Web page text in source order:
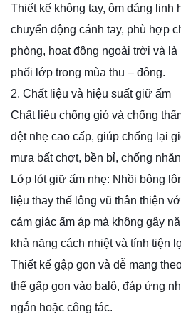
Thiết kế không tay, ôm dáng linh
chuyển động cánh tay, phù hợp
phòng, hoạt động ngoài trời và
phối lớp trong mùa thu – đông.
2. Chất liệu và hiệu suất giữ ấm
Chất liệu chống gió và chống
dệt nhẹ cao cấp, giúp chống lại
mưa bất chợt, bền bỉ, chống
Lớp lót giữ ấm nhẹ: Nhồi bông
liệu thay thế lông vũ thân thiện
cảm giác ấm áp mà không gây
khả năng cách nhiệt và tính tiện
Thiết kế gập gọn và dễ mang
thể gấp gọn vào balô, đáp ứng
ngắn hoặc công tác.